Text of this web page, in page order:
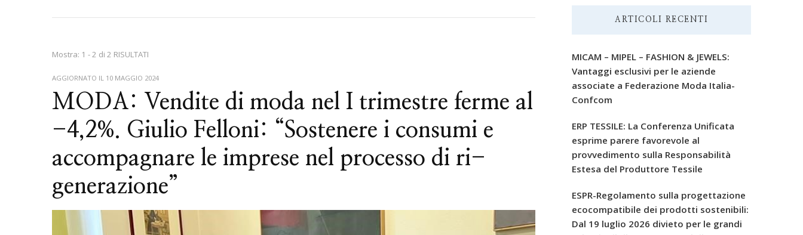
Mostra: 1 - 2 di 2 RISULTATI
AGGIORNATO IL 10 MAGGIO 2024
MODA: Vendite di moda nel I trimestre ferme al
-4,2%. Giulio Felloni: “Sostenere i consumi e
accompagnare le imprese nel processo di ri-
generazione”
ARTICOLI RECENTI
MICAM – MIPEL – FASHION & JEWELS:
Vantaggi esclusivi per le aziende
associate a Federazione Moda Italia-
Confcom
ERP TESSILE: La Conferenza Unificata
esprime parere favorevole al
provvedimento sulla Responsabilità
Estesa del Produttore Tessile
ESPR-Regolamento sulla progettazione
ecocompatibile dei prodotti sostenibili:
Dal 19 luglio 2026 divieto per le grandi